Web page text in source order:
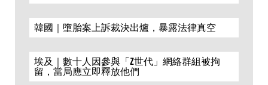
韓國｜墮胎案上訴裁決出爐，暴露法律真空
埃及｜數十人因參與「Z世代」網絡群組被拘
留，當局應立即釋放他們